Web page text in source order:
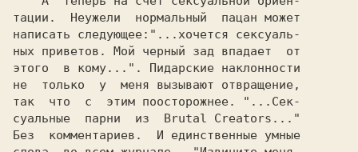
тации.  Неужели  нормальный  пацан может
написать следующее:"...хочется сексуаль-
ных приветов. Мой черный зад впадает  от
этого  в кому...". Пидарские наклонности
не  только  у  меня вызывают отвращение,
так  что  с  этим поосторожнее. "...Сек-
суальные  парни  из  Brutal Creators..."
Без  комментариев.  И единственные умные